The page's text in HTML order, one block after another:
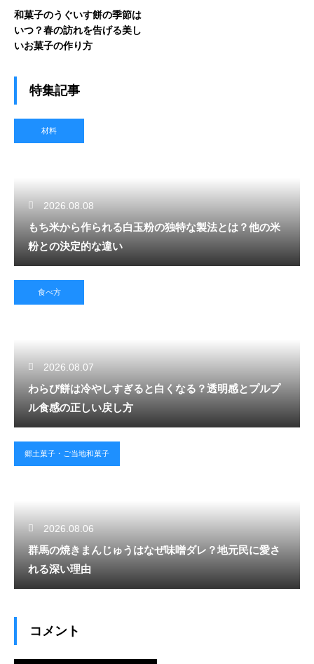
和菓子のうぐいす餅の季節は
いつ？春の訪れを告げる美し
いお菓子の作り方
特集記事
材料
2026.08.08
もち米から作られる白玉粉の独特な製法とは？他の米
粉との決定的な違い
食べ方
2026.08.07
わらび餅は冷やしすぎると白くなる？透明感とプルプ
ル食感の正しい戻し方
郷土菓子・ご当地和菓子
2026.08.06
群馬の焼きまんじゅうはなぜ味噌ダレ？地元民に愛さ
れる深い理由
コメント